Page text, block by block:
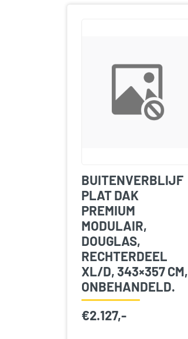
BUITENVERBLIJF
PLAT DAK
PREMIUM
MODULAIR,
DOUGLAS,
RECHTERDEEL
XL/D, 343×357 CM,
ONBEHANDELD.
€2.127,-